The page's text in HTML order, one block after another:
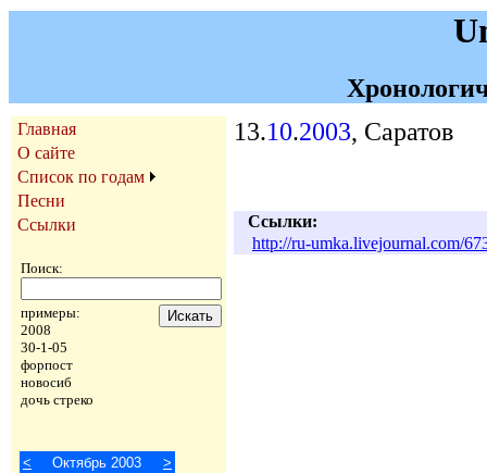
Главная
О сайте
Список по годам
Песни
Ссылки
Поиск:
примеры:
2008
30-1-05
форпост
новосиб
дочь стреко
< Октябрь 2003
>
13.10.2003, Саратов
Ссылки:
http://ru-umka.livejournal.com/